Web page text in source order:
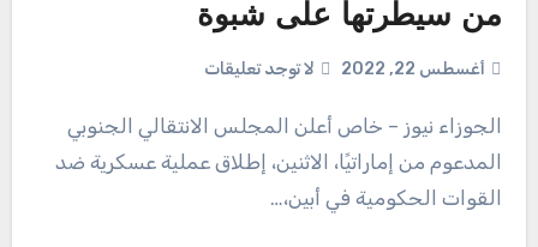
من سيطرتها على شبوة
أغسطس 22, 2022 لا توجد تعليقات
المدعوم من إماراتيًا، الاثنين، إطلاق عملية عسكرية ضد
القوات الحكومية في أبين،…